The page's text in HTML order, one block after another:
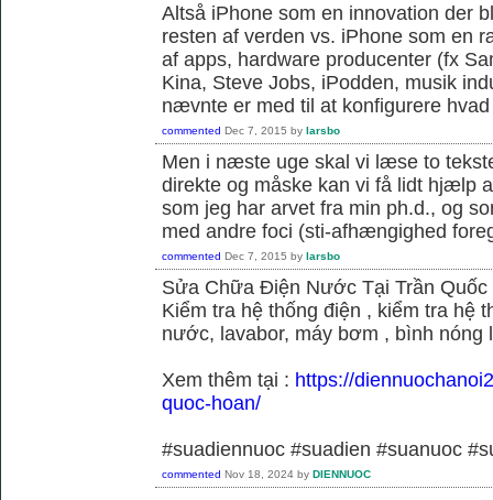
Altså iPhone som en innovation der
resten af verden vs. iPhone som en
af apps, hardware producenter (fx
Kina, Steve Jobs, iPodden, musik
nævnte er med til at konfigurere
commented Dec 7, 2015 by larsbo
Men i næste uge skal vi læse to
direkte og måske kan vi få lidt hjælp
som jeg har arvet fra min ph.d., og
med andre foci (sti-afhængighed
commented Dec 7, 2015 by larsbo
Sửa Chữa Điện Nước Tại Trần Quốc
Kiểm tra hệ thống điện , kiểm tra hệ
nước, lavabor, máy bơm , bình nóng
Xem thêm tại : https://
quoc-hoan/
#suadiennuoc #suadien #suanuoc
commented Nov 18, 2024 by DIENNUOC